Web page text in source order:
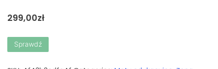
299,00zł
Sprawdź